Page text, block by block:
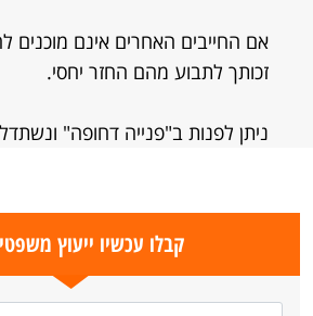
אם החייבים האחרים אינם
זכותך לתבוע מהם החזר יחסי.
ניתן לפנות ב"פנייה דחופה"
קבלו עכשיו ייעוץ